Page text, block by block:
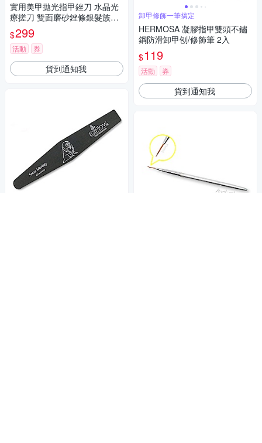
實用美甲拋光指甲銼刀 水晶光
療搓刀 雙面磨砂銼條銀髮族護
理-超值4入 kiret
$299
活動 券
貨到通知我
卸甲修飾一筆搞定
HERMOSA 凝膠指甲雙頭不鏽
鋼防滑卸甲刨/修飾筆 2入
$119
活動 券
貨到通知我